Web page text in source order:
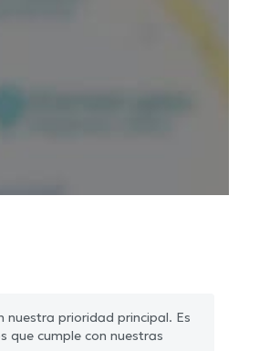
nuestra prioridad principal. Es
que cumple con nuestras